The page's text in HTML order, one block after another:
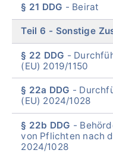
§ 21 DDG Beirat
Teil 6 Sonstige
§ 22 DDG
(EU) 2019/1150
§ 22a DDG
(EU) 2024/1028
§ 22b DDG
von Pflichten nach
2024/1028